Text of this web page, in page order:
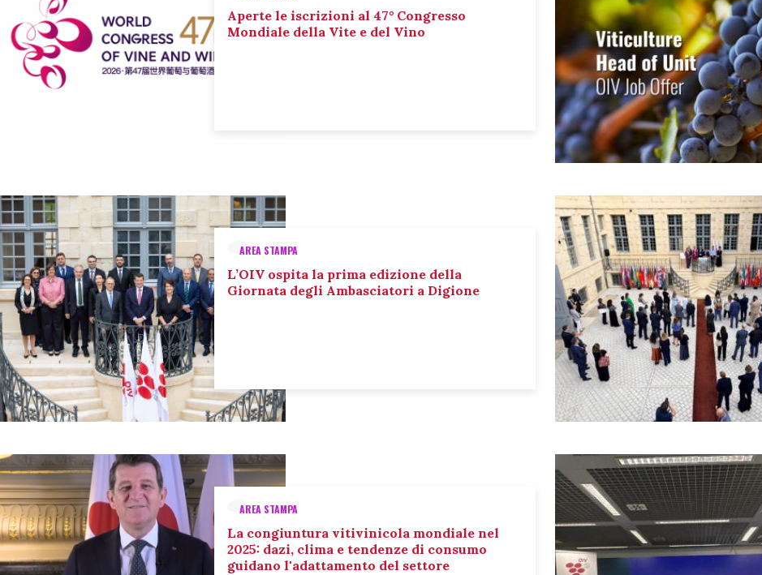
Aperte le iscrizioni al 47° Congresso
Mondiale della Vite e del Vino
AREA STAMPA
L’OIV ospita la prima edizione della
Giornata degli Ambasciatori a Digione
AREA STAMPA
La congiuntura vitivinicola mondiale nel
2025: dazi, clima e tendenze di consumo
guidano l'adattamento del settore